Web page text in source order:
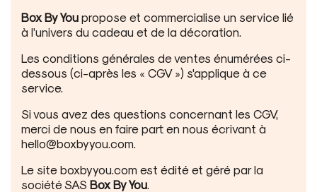
Box By You propose et commercialise un service lié
à l’univers du cadeau et de la décoration.
Les conditions générales de ventes énumérées ci-
dessous (ci-après les « CGV ») s'applique à ce
service.
Si vous avez des questions concernant les CGV,
merci de nous en faire part en nous écrivant à
hello@boxbyyou.com.
Le site boxbyyou.com est édité et géré par la
société SAS Box By You